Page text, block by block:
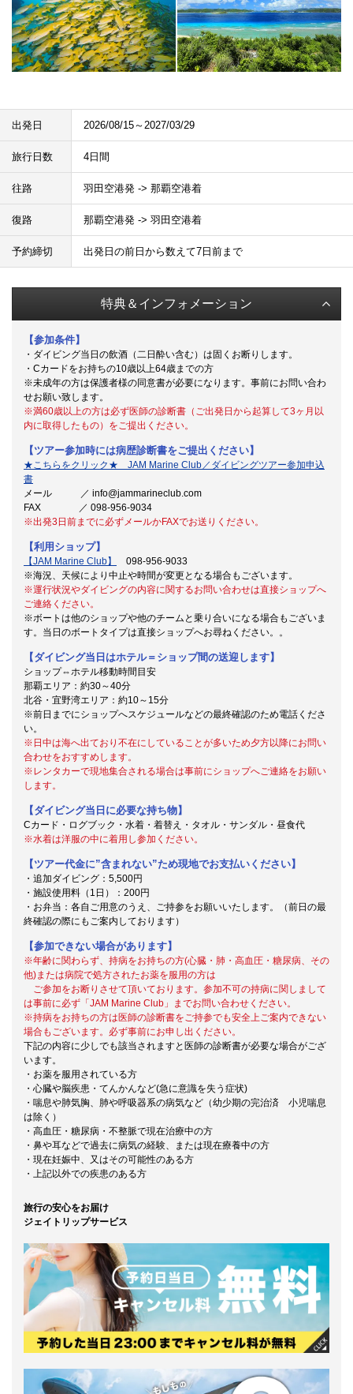
出発日 2026/08/15～2027/03/29
旅行日数 4日間
往路 羽田空港発 -> 那覇空港着
復路 那覇空港発 -> 羽田空港着
予約締切 出発日の前日から数えて7日前まで
特典＆インフォメーション
【参加条件】
・ダイビング当日の飲酒（二日酔い含む）は固くお断りします。
・Cカードをお持ちの10歳以上64歳までの方
※未成年の方は保護者様の同意書が必要になります。事前にお問い合わ
せお願い致します。
※満60歳以上の方は必ず医師の診断書（ご出発日から起算して3ヶ月以
内に取得したもの）をご提出ください。
【ツアー参加時には病歴診断書をご提出ください】
★こちらをクリック★ JAM Marine Club／ダイビングツアー参加申込
書
メール ／ info@jammarineclub.com
FAX ／ 098-956-9034
※出発3日前までに必ずメールかFAXでお送りください。
【利用ショップ】
【JAM Marine Club】
098-956-9033
※海況、天候により中止や時間が変更となる場合もございます。
※運行状況やダイビングの内容に関するお問い合わせは直接ショップへ
ご連絡ください。
※ボートは他のショップや他のチームと乗り合いになる場合もございま
す。当日のボートタイプは直接ショップへお尋ねください。。
【ダイビング当日はホテル＝ショップ間の送迎します】
ショップ⇔ホテル移動時間目安
那覇エリア：約30～40分
北谷・宜野湾エリア：約10～15分
※前日までにショップへスケジュールなどの最終確認のため電話くださ
い。
※日中は海へ出ており不在にしていることが多いため夕方以降にお問い
合わせをおすすめします。
※レンタカーで現地集合される場合は事前にショップへご連絡をお願い
します。
【ダイビング当日に必要な持ち物】
Cカード・ログブック・水着・着替え・タオル・サンダル・昼食代
※水着は洋服の中に着用し参加ください。
【ツアー代金に”含まれない”ため現地でお支払いください】
・追加ダイビング：5,500円
・施設使用料（1日）：200円
・お弁当：各自ご用意のうえ、ご持参をお願いいたします。（前日の最
終確認の際にもご案内しております）
【参加できない場合があります】
※年齢に関わらず、持病をお持ちの方(心臓・肺・高血圧・糖尿病、その
他)または病院で処方されたお薬を服用の方は
ご参加をお断りさせて頂いております。参加不可の持病に関しまして
は事前に必ず「JAM Marine Club」までお問い合わせください。
※持病をお持ちの方は医師の診断書をご持参でも安全上ご案内できない
場合もございます。必ず事前にお申し出ください。
下記の内容に少しでも該当されますと医師の診断書が必要な場合がござ
います。
・お薬を服用されている方
・心臓や脳疾患・てんかんなど(急に意識を失う症状)
・喘息や肺気胸、肺や呼吸器系の病気など（幼少期の完治済 小児喘息
は除く）
・高血圧・糖尿病・不整脈で現在治療中の方
・鼻や耳などで過去に病気の経験、または現在療養中の方
・現在妊娠中、又はその可能性のある方
・上記以外での疾患のある方
旅行の安心をお届け
ジェイトリップサービス